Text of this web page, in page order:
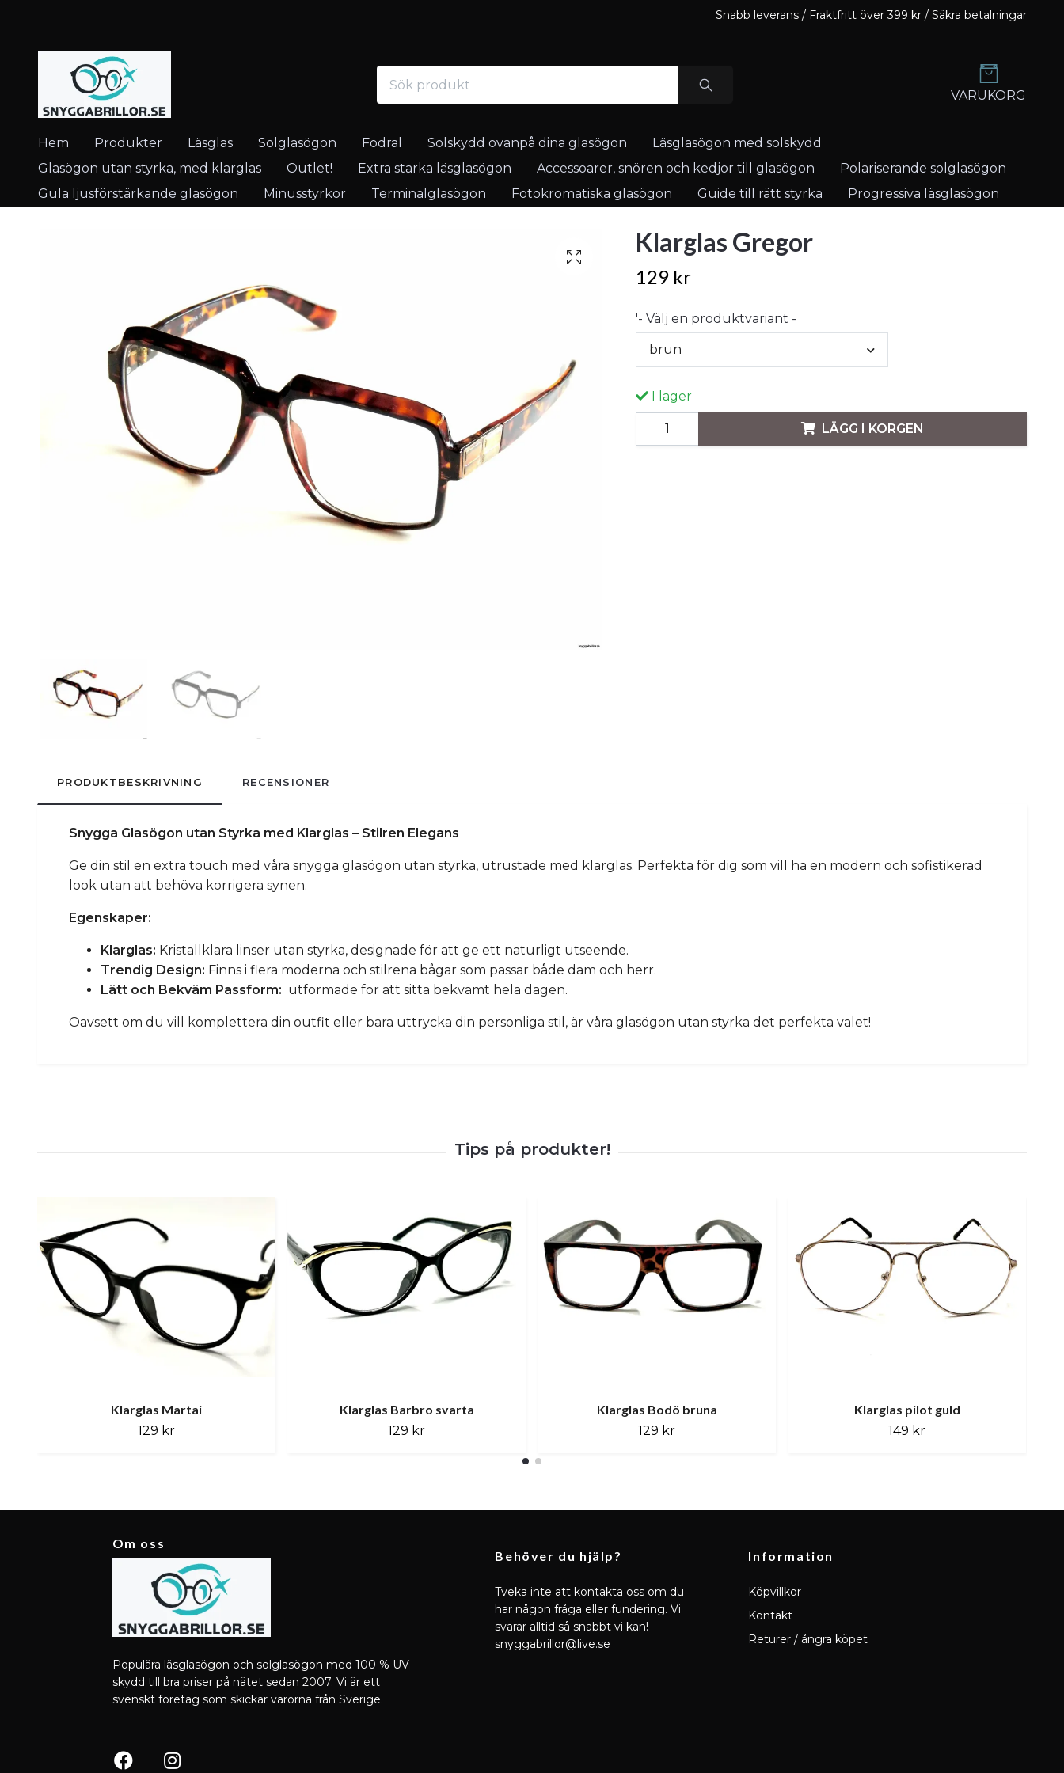
Snabb leverans / Fraktfritt över 399 kr / Säkra betalningar
VARUKORG
Hem Produkter Läsglas Solglasögon Fodral Solskydd ovanpå dina glasögon
Läsglasögon med solskydd
Glasögon utan styrka, med klarglas
Outlet! Extra starka läsglasögon Accessoarer, snören och kedjor till glasögon
Polariserande solglasögon
Gula ljusförstärkande glasögon
Minusstyrkor Terminalglasögon Fotokromatiska glasögon Guide till rätt styrka Progressiva läsglasögon
Klarglas Gregor
129 kr
'- Välj en produktvariant -
brun
I lager
LÄGG I KORGEN
PRODUKTBESKRIVNING RECENSIONER
Snygga Glasögon utan Styrka med Klarglas – Stilren Elegans
Ge din stil en extra touch med våra snygga glasögon utan styrka, utrustade med klarglas. Perfekta för dig som vill ha en modern och sofistikerad
look utan att behöva korrigera synen.
Egenskaper:
Klarglas: Kristallklara linser utan styrka, designade för att ge ett naturligt utseende.
Trendig Design: Finns i flera moderna och stilrena bågar som passar både dam och herr.
Lätt och Bekväm Passform: utformade för att sitta bekvämt hela dagen.
Oavsett om du vill komplettera din outfit eller bara uttrycka din personliga stil, är våra glasögon utan styrka det perfekta valet!
Klarglas Martai
129 kr
Klarglas Barbro svarta
129 kr
Klarglas Bodö bruna
129 kr
Klarglas pilot guld
149 kr
Om oss
Populära läsglasögon och solglasögon med 100 % UV-
skydd till bra priser på nätet sedan 2007. Vi är ett
svenskt företag som skickar varorna från Sverige.
Behöver du hjälp?
Tveka inte att kontakta oss om du
har någon fråga eller fundering. Vi
svarar alltid så snabbt vi kan!
snyggabrillor@live.se
Information
Köpvillkor
Kontakt
Returer / ångra köpet